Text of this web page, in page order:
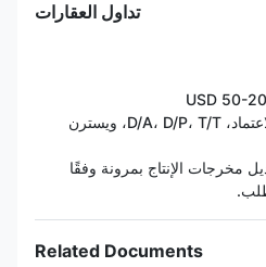
تداول العقارات
USD
خطاب الاعتماد، D/A، D/P، T/T، ويسترن
الإنتاج بمرونة وفقًا
Related Documents